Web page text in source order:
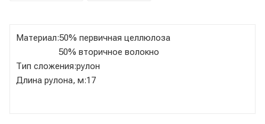
Материал:50% первичная целлюлоза
50% вторичное волокно
Тип сложения:рулон
Длина рулона, м:17